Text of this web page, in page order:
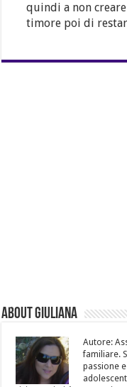
quindi a non
timore poi di
About Giuliana
Autore:
familiare.
passione